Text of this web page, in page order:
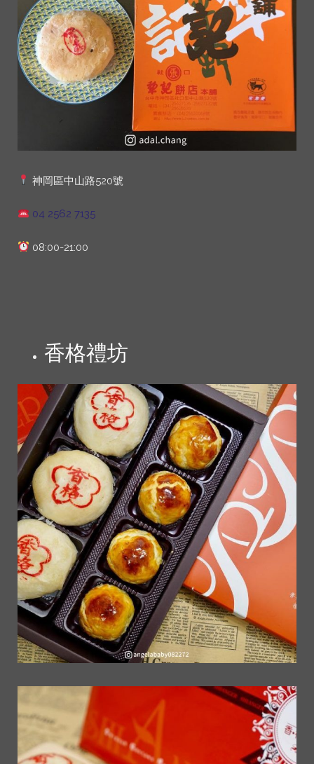
神岡區中山路520號
04 2562 7135
08:00-21:00
香格禮坊